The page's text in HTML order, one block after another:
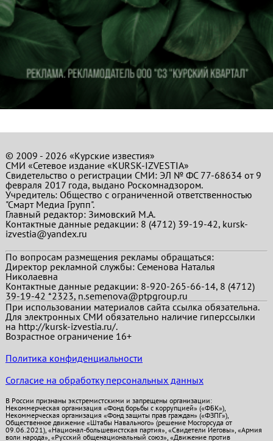
© 2009 - 2026 «Курские известия»
СМИ «Сетевое издание «KURSK-IZVESTIA»
Свидетельство о регистрации СМИ: ЭЛ № ФС 77-68634 от 9
февраля 2017 года, выдано Роскомнадзором.
Учредитель: Общество с ограниченной ответственностью
"Смарт Медиа Групп".
Главный редактор:Зимовский М.А.
Контактные данные редакции: 8 (4712) 39-19-42, kursk-
izvestia@yandex.ru
По вопросам размещения рекламы обращаться:
Директор рекламной службы: Семенова Наталья
Николаевна
Контактные данные редакции: 8-920-265-66-14, 8 (4712)
39-19-42 *2323, n.semenova@ptpgroup.ru
При использовании материалов сайта ссылка обязательна.
Для электронных СМИ обязательно наличие гиперссылки
на http://kursk-izvestia.ru/.
Возрастное ограничение 16+
Политика конфиденциальности
Согласие на обработку персональных данных
В России признаны экстремистскими и запрещены организации:
Некоммерческая организация «Фонд борьбы с коррупцией» («ФБК»),
Некоммерческая организация «Фонд защиты прав граждан» («ФЗПГ»),
Общественное движение «Штабы Навального» (решение Мосгорсуда от
09.06.2021), «Национал-большевистская партия», «Свидетели Иеговы», «Армия
воли народа», «Русский общенациональный союз», «Движение против